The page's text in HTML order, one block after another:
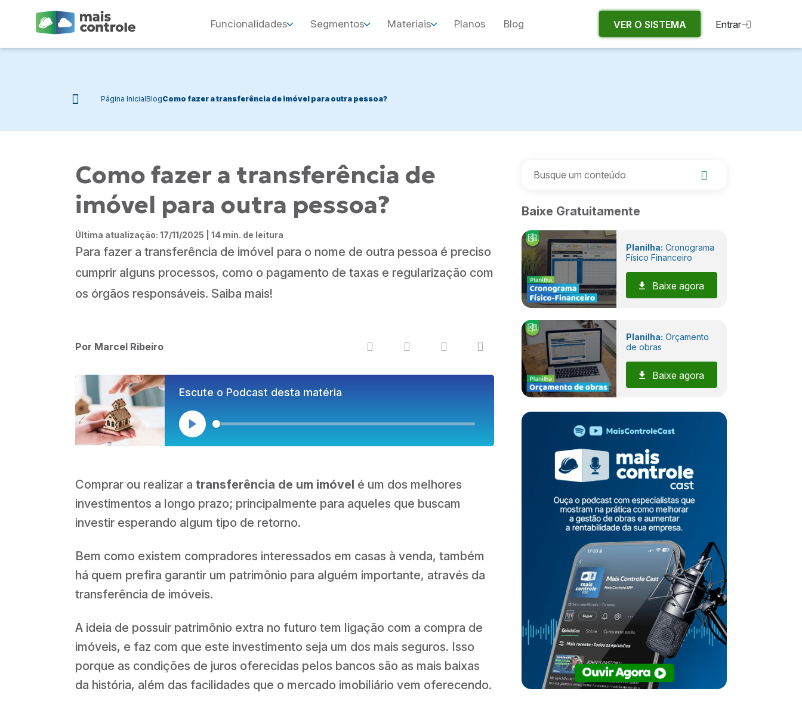
Funcionalidades Segmentos Materiais Planos Blog VER O SISTEMA Entrar
Página InicialBlogComo fazer a transferência de imóvel para outra pessoa?
Como fazer a transferência de
imóvel para outra pessoa?
Última atualização: 17/11/2025 | 14 min. de leitura
Para fazer a transferência de imóvel para o nome de outra pessoa é preciso
cumprir alguns processos, como o pagamento de taxas e regularização com
os órgãos responsáveis. Saiba mais!
Por Marcel Ribeiro
Escute o Podcast desta matéria
Play
Comprar ou realizar a transferência de um imóvel é um dos melhores
investimentos a longo prazo; principalmente para aqueles que buscam
investir esperando algum tipo de retorno.
Bem como existem compradores interessados em casas à venda, também
há quem prefira garantir um patrimônio para alguém importante, através da
transferência de imóveis.
A ideia de possuir patrimônio extra no futuro tem ligação com a compra de
imóveis, e faz com que este investimento seja um dos mais seguros. Isso
porque as condições de juros oferecidas pelos bancos são as mais baixas
da história, além das facilidades que o mercado imobiliário vem oferecendo.
Baixe Gratuitamente
Planilha: Cronograma
Físico Financeiro
Baixe agora
Planilha: Orçamento
de obras
Baixe agora